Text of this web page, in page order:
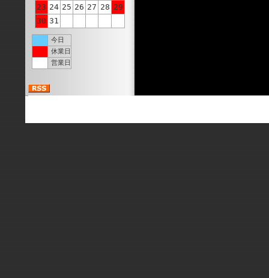
23 24 25 26 27 28 29
30 31
今日
休業日
営業日